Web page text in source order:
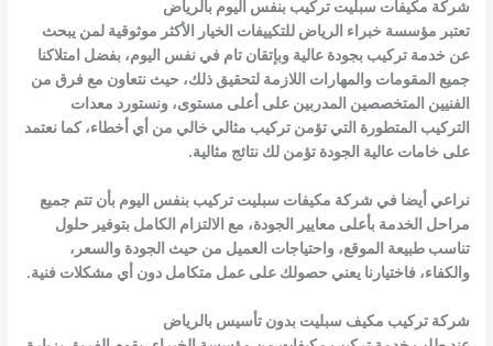
شركة مكيفات سبليت تركيب بنفس اليوم بالرياض
تعتبر مؤسسة خبراء الرياض للتكييفات الخيار الأكثر موثوقية لمن يبحث
عن خدمة تركيب بجودة عالية وبإتقان تام في نفس اليوم، بفضل امتلاكنا
جميع المقومات والمهارات اللازمة لتحقيق ذلك، حيث نتعاون مع فرق من
الفنيين المتخصصين المدربين على أعلى مستوى، ونستورد معدات
التركيب المتطورة التي تؤمن تركيب مثالي خالي من أي أخطاء، كما نعتمد
على خامات عالية الجودة تؤمن لك نتائج مثالية.
نراعي أيضا في شركة مكيفات سبليت تركيب بنفس اليوم بأن تتم جميع
مراحل الخدمة بأعلى معايير الجودة، مع الالتزام الكامل بتوفير حلول
تناسب طبيعة الموقع، واحتياجات العميل من حيث الجودة والسعر،
والكفاء، فاختيارنا يعني حصولك على عمل متكامل دون أي مشكلات فنية.
شركة تركيب مكيف سبليت بدون تأسيس بالرياض